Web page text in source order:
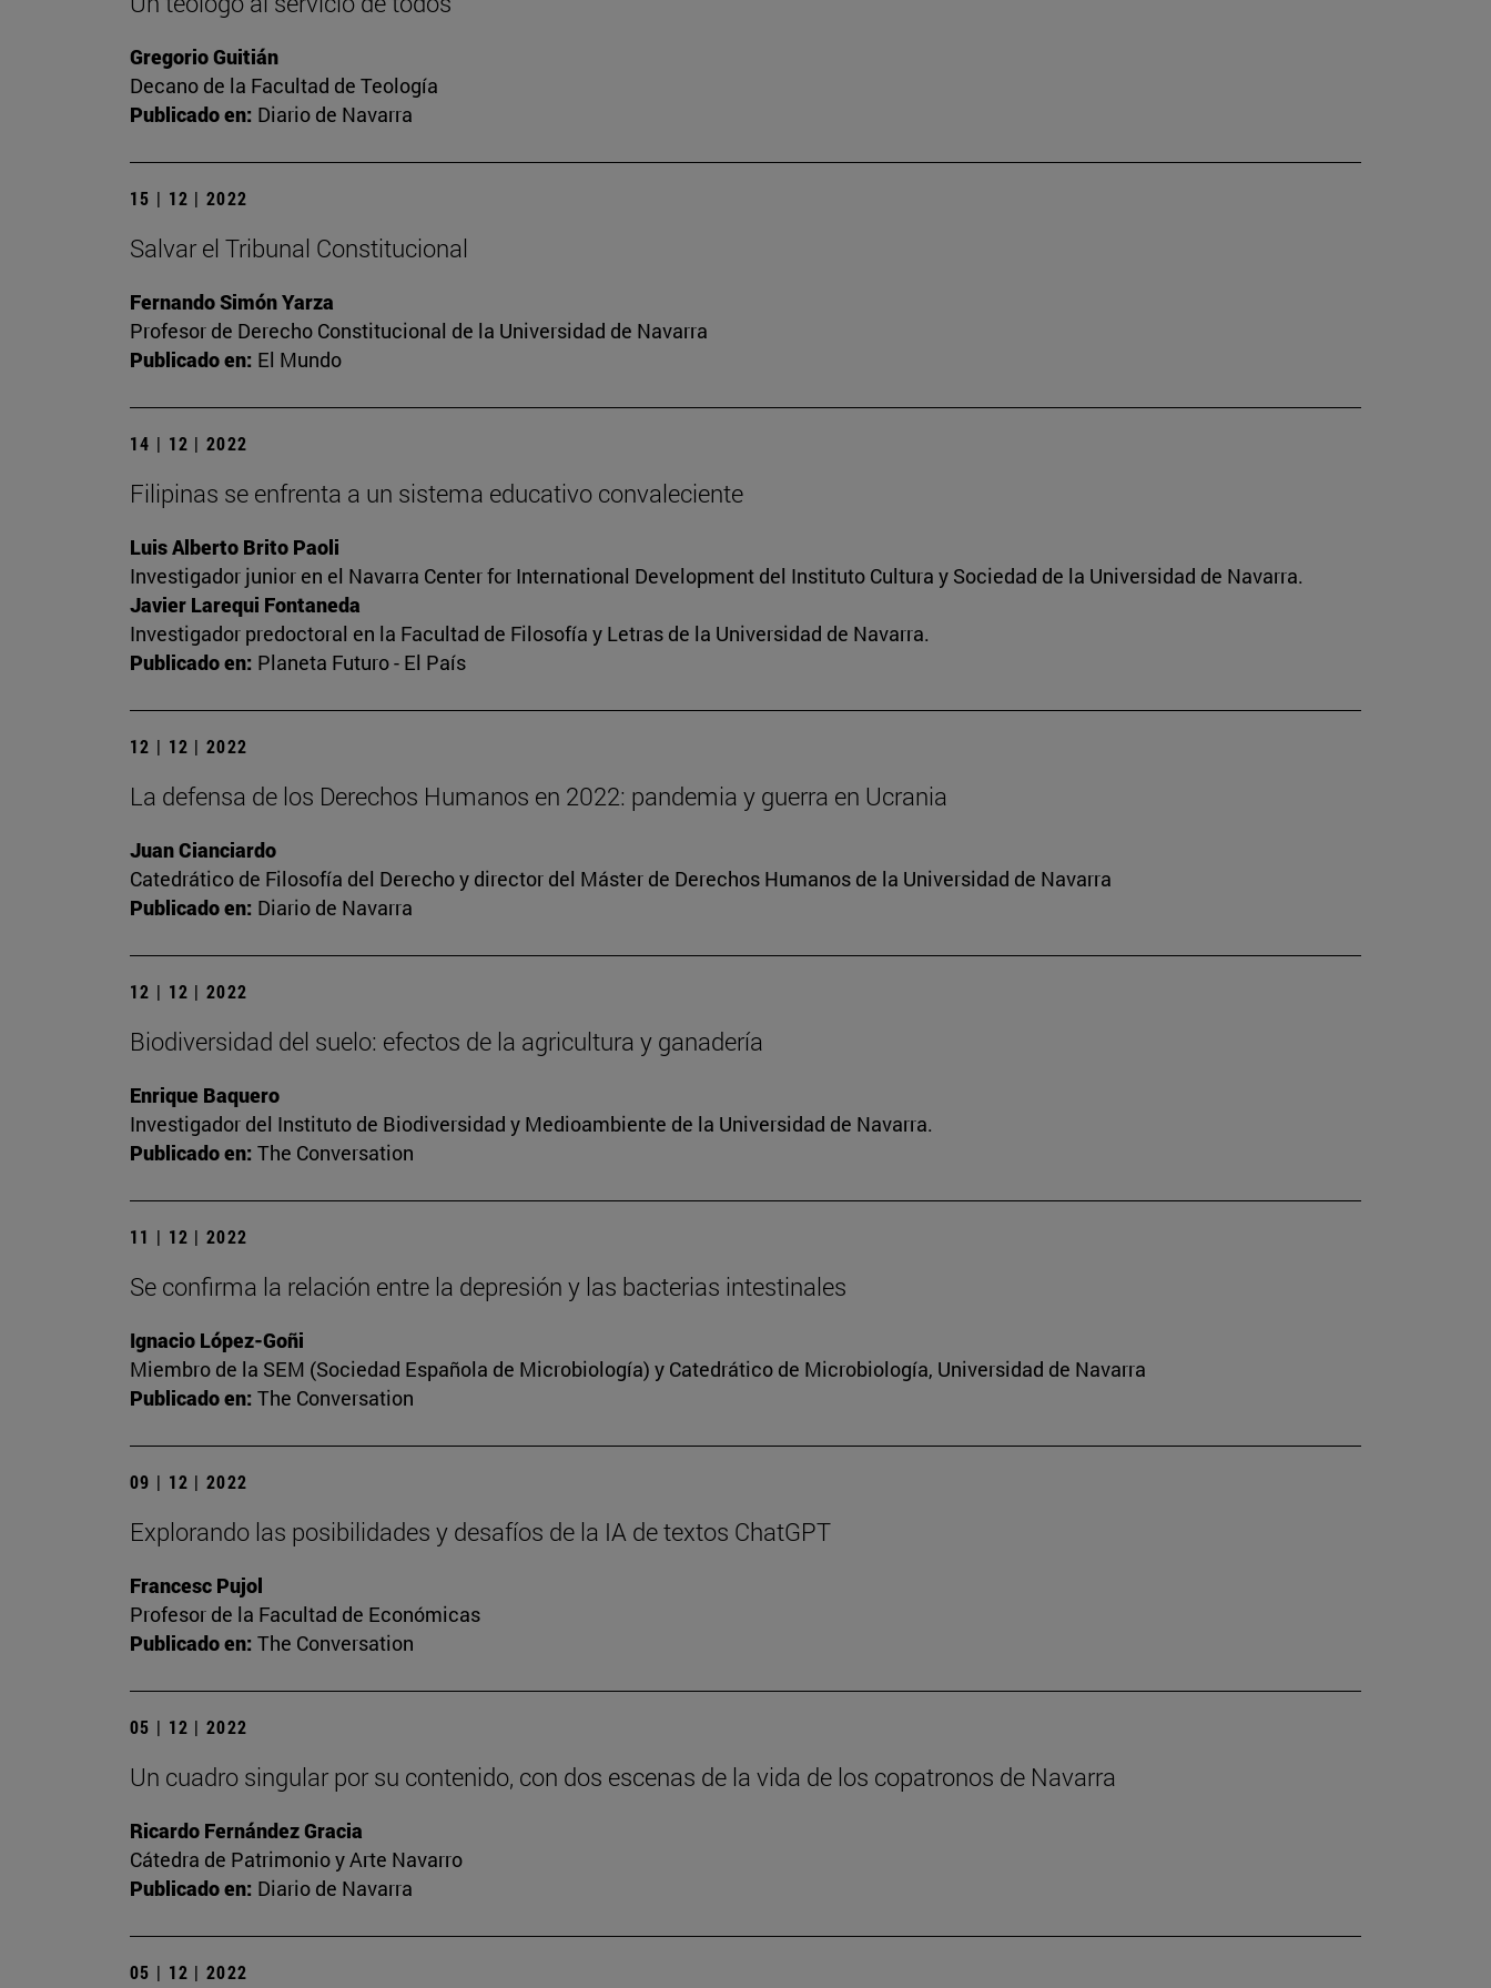
Gregorio Guitián
Decano de la Facultad de Teología
Publicado en: Diario de Navarra
15 | 12 | 2022
Salvar el Tribunal Constitucional
Fernando Simón Yarza
Profesor de Derecho Constitucional de la Universidad de Navarra
Publicado en: El Mundo
14 | 12 | 2022
Filipinas se enfrenta a un sistema educativo convaleciente
Luis Alberto Brito Paoli
Investigador junior en el Navarra Center for International Development del Instituto Cultura y Sociedad de la Universidad de Navarra.
Javier Larequi Fontaneda
Investigador predoctoral en la Facultad de Filosofía y Letras de la Universidad de Navarra.
Publicado en: Planeta Futuro - El País
12 | 12 | 2022
La defensa de los Derechos Humanos en 2022: pandemia y guerra en Ucrania
Juan Cianciardo
Catedrático de Filosofía del Derecho y director del Máster de Derechos Humanos de la Universidad de Navarra
Publicado en: Diario de Navarra
12 | 12 | 2022
Biodiversidad del suelo: efectos de la agricultura y ganadería
Enrique Baquero
Investigador del Instituto de Biodiversidad y Medioambiente de la Universidad de Navarra.
Publicado en: The Conversation
11 | 12 | 2022
Se confirma la relación entre la depresión y las bacterias intestinales
Ignacio López-Goñi
Miembro de la SEM (Sociedad Española de Microbiología) y Catedrático de Microbiología, Universidad de Navarra
Publicado en: The Conversation
09 | 12 | 2022
Explorando las posibilidades y desafíos de la IA de textos ChatGPT
Francesc Pujol
Profesor de la Facultad de Económicas
Publicado en: The Conversation
05 | 12 | 2022
Un cuadro singular por su contenido, con dos escenas de la vida de los copatronos de Navarra
Ricardo Fernández Gracia
Cátedra de Patrimonio y Arte Navarro
Publicado en: Diario de Navarra
05 | 12 | 2022